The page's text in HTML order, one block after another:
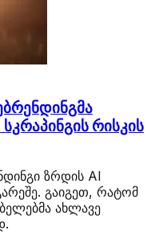
რისკის
ზრდის AI
გაიგეთ, რატომ
ახლავე